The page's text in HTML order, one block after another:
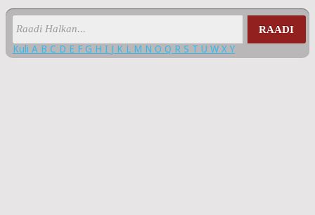
RAADI
Kuli A B C D E F G H I J K L M N O Q R S T U W X Y